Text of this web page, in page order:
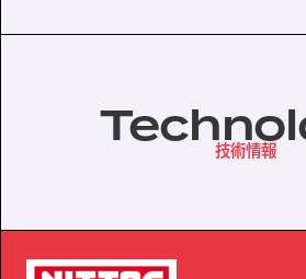
技術情報